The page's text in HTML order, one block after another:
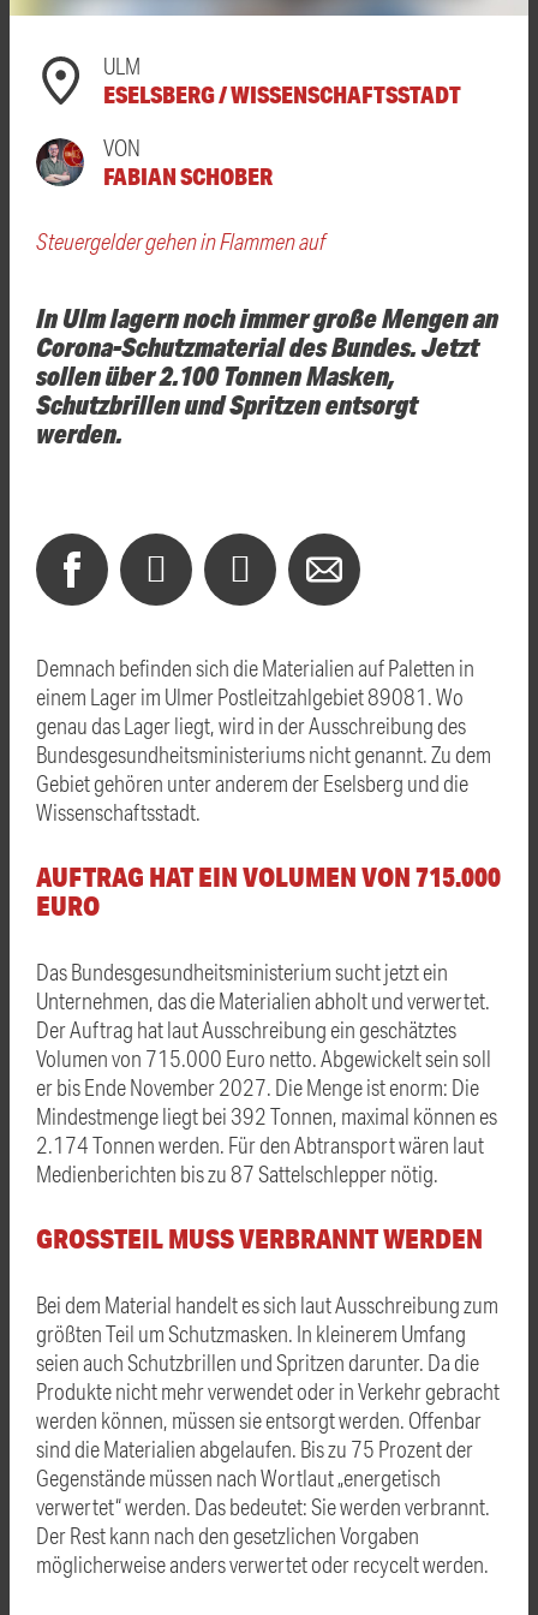
ULM
ESELSBERG / WISSENSCHAFTSSTADT
VON
FABIAN SCHOBER
Steuergelder gehen in Flammen auf
In Ulm lagern noch immer große Mengen an
Corona-Schutzmaterial des Bundes. Jetzt
sollen über 2.100 Tonnen Masken,
Schutzbrillen und Spritzen entsorgt
werden.
Demnach befinden sich die Materialien auf Paletten in
einem Lager im Ulmer Postleitzahlgebiet 89081. Wo
genau das Lager liegt, wird in der Ausschreibung des
Bundesgesundheitsministeriums nicht genannt. Zu dem
Gebiet gehören unter anderem der Eselsberg und die
Wissenschaftsstadt.
AUFTRAG HAT EIN VOLUMEN VON 715.000
EURO
Das Bundesgesundheitsministerium sucht jetzt ein
Unternehmen, das die Materialien abholt und verwertet.
Der Auftrag hat laut Ausschreibung ein geschätztes
Volumen von 715.000 Euro netto. Abgewickelt sein soll
er bis Ende November 2027. Die Menge ist enorm: Die
Mindestmenge liegt bei 392 Tonnen, maximal können es
2.174 Tonnen werden. Für den Abtransport wären laut
Medienberichten bis zu 87 Sattelschlepper nötig.
GROSSTEIL MUSS VERBRANNT WERDEN
Bei dem Material handelt es sich laut Ausschreibung zum
größten Teil um Schutzmasken. In kleinerem Umfang
seien auch Schutzbrillen und Spritzen darunter. Da die
Produkte nicht mehr verwendet oder in Verkehr gebracht
werden können, müssen sie entsorgt werden. Offenbar
sind die Materialien abgelaufen. Bis zu 75 Prozent der
Gegenstände müssen nach Wortlaut „energetisch
verwertet“ werden. Das bedeutet: Sie werden verbrannt.
Der Rest kann nach den gesetzlichen Vorgaben
möglicherweise anders verwertet oder recycelt werden.